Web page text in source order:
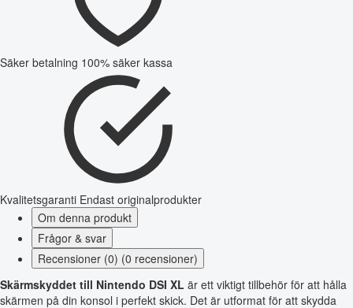
Säker betalning 100% säker kassa
Kvalitetsgaranti Endast originalprodukter
Om denna produkt
Frågor & svar
Recensioner (0) (0 recensioner)
Skärmskyddet till Nintendo DSI XL är ett viktigt tillbehör för att hålla
skärmen på din konsol i perfekt skick. Det är utformat för att skydda